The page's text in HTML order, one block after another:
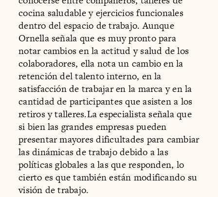
cocina saludable y ejercicios funcionales
dentro del espacio de trabajo. Aunque
Ornella señala que es muy pronto para
notar cambios en la actitud y salud de los
colaboradores, ella nota un cambio en la
retención del talento interno, en la
satisfacción de trabajar en la marca y en la
cantidad de participantes que asisten a los
retiros y talleres.La especialista señala que
si bien las grandes empresas pueden
presentar mayores dificultades para cambiar
las dinámicas de trabajo debido a las
políticas globales a las que responden, lo
cierto es que también están modificando su
visión de trabajo.